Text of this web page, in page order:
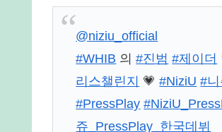
@niziu_official
#WHIB 의#진범 #제이더
리스챌린지 💗#NiziU #니
#PressPlay
쥬_PressPlay_한국데뷔